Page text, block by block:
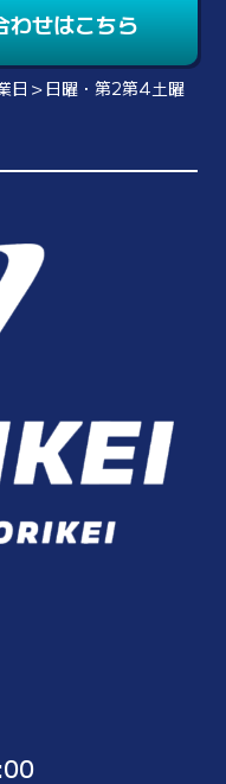
わせはこちら
＞日曜・第2第4土曜